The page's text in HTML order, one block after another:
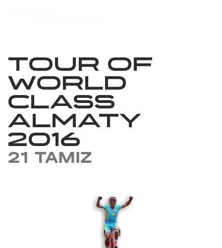
TOUR OF
WORLD
CLASS
ALMATY
2016
21 TAMIZ